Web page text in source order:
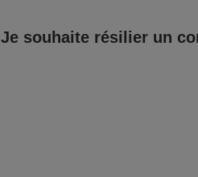
Je souhaite résilier un